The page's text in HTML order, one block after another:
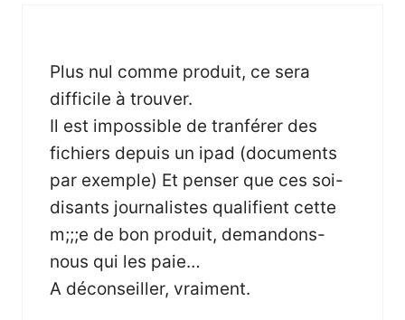
Plus nul comme produit, ce sera
difficile à trouver.
Il est impossible de tranférer des
fichiers depuis un ipad (documents
par exemple) Et penser que ces soi-
disants journalistes qualifient cette
m;;;e de bon produit, demandons-
nous qui les paie…
A déconseiller, vraiment.